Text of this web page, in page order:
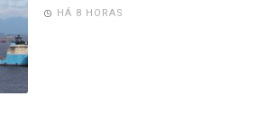
HÁ 8 HORAS